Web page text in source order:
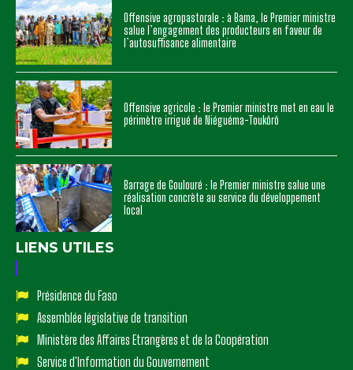
Offensive agropastorale : à Bama, le Premier ministre
salue l’engagement des producteurs en faveur de
l’autosuffisance alimentaire
Offensive agricole : le Premier ministre met en eau le
périmètre irrigué de Niéguéma-Toukôrô
Barrage de Goulouré : le Premier ministre salue une
réalisation concrète au service du développement
local
LIENS UTILES
Présidence du Faso
Assemblée législative de transition
Ministère des Affaires Etrangères et de la Coopération
Service d'Information du Gouvernement